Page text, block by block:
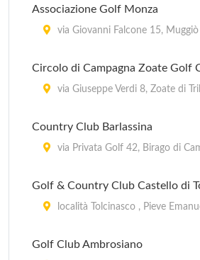
Associazione Golf Monza
via Giovanni Falcone 15, Muggiò
Circolo di Campagna Zoate Golf
via Giuseppe Verdi 8, Zoate di
Country Club Barlassina
via Privata Golf 42, Birago di
Golf & Country Club Castello di
località Tolcinasco , Pieve
Golf Club Ambrosiano